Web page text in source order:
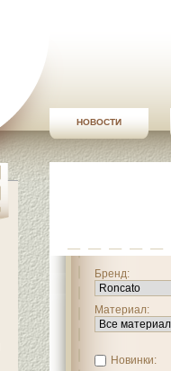
НОВОСТИ
Бренд:
Материал:
Новинки: